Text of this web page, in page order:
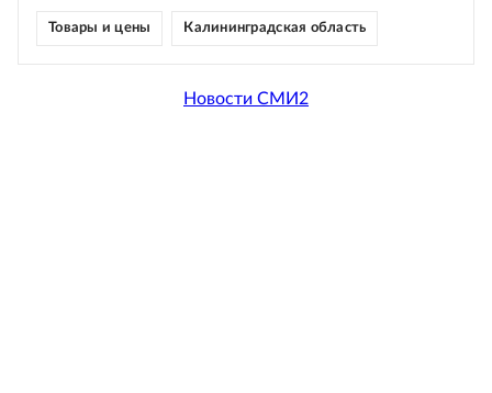
Товары и цены Калининградская область
Новости СМИ2